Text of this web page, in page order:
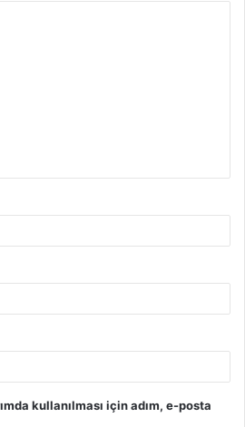
kullanılması için adım, e-posta